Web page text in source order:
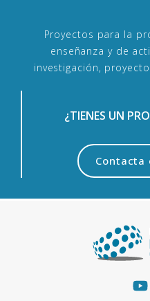
Proyectos para la
enseñanza y de
investigación,
¿TIENES UN
Contacta